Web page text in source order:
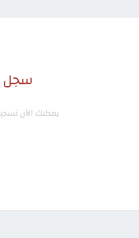
سجل
يمكنك الآن